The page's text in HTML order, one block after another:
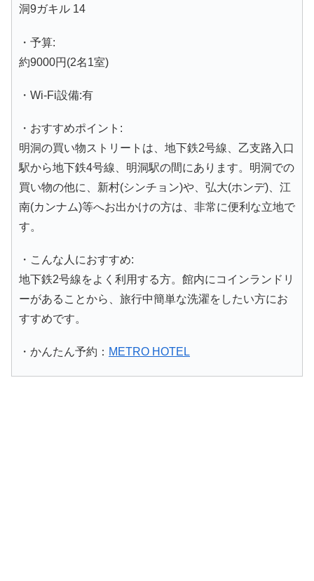
洞9ガキル 14
・予算:
約9000円(2名1室)
・Wi-Fi設備:有
・おすすめポイント:
明洞の買い物ストリートは、地下鉄2号線、乙支路入口
駅から地下鉄4号線、明洞駅の間にあります。明洞での
買い物の他に、新村(シンチョン)や、弘大(ホンデ)、江
南(カンナム)等へお出かけの方は、非常に便利な立地で
す。
・こんな人におすすめ:
地下鉄2号線をよく利用する方。館内にコインランドリ
ーがあることから、旅行中簡単な洗濯をしたい方にお
すすめです。
・かんたん予約： METRO HOTEL